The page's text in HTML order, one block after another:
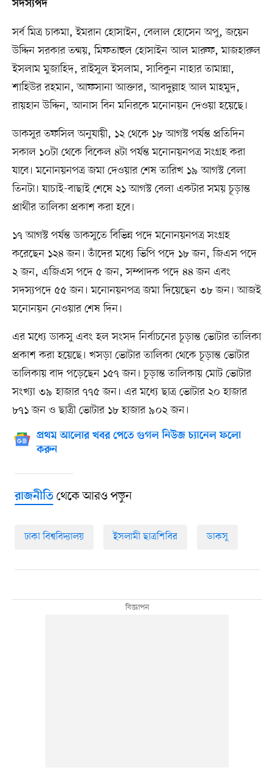
সদস্যপদ
সর্ব মিত্র চাকমা, ইমরান হোসাইন, বেলাল হোসেন অপু, জয়েন
উদ্দিন সরকার তন্ময়, মিফতাহুল হোসাইন আল মারুফ, মাজহারুল
ইসলাম মুজাহিদ, রাইসুল ইসলাম, সাবিকুন নাহার তামান্না,
শাহিউর রহমান, আফসানা আক্তার, আবদুল্লাহ আল মাহমুদ,
রায়হান উদ্দিন, আনাস বিন মনিরকে মনোনয়ন দেওয়া হয়েছে।
ডাকসুর তফসিল অনুযায়ী, ১২ থেকে ১৮ আগস্ট পর্যন্ত প্রতিদিন
সকাল ১০টা থেকে বিকেল ৪টা পর্যন্ত মনোনয়নপত্র সংগ্রহ করা
যাবে। মনোনয়নপত্র জমা দেওয়ার শেষ তারিখ ১৯ আগস্ট বেলা
তিনটা। যাচাই-বাছাই শেষে ২১ আগস্ট বেলা একটার সময় চূড়ান্ত
প্রার্থীর তালিকা প্রকাশ করা হবে।
১৭ আগস্ট পর্যন্ত ডাকসুতে বিভিন্ন পদে মনোনয়নপত্র সংগ্রহ
করেছেন ১২৪ জন। তাঁদের মধ্যে ভিপি পদে ১৮ জন, জিএস পদে
২ জন, এজিএস পদে ৫ জন, সম্পাদক পদে ৪৪ জন এবং
সদস্যপদে ৫৫ জন। মনোনয়নপত্র জমা দিয়েছেন ৩৮ জন। আজই
মনোনয়ন নেওয়ার শেষ দিন।
এর মধ্যে ডাকসু এবং হল সংসদ নির্বাচনের চূড়ান্ত ভোটার তালিকা
প্রকাশ করা হয়েছে। খসড়া ভোটার তালিকা থেকে চূড়ান্ত ভোটার
তালিকায় বাদ পড়েছেন ১৫৭ জন। চূড়ান্ত তালিকায় মোট ভোটার
সংখ্যা ৩৯ হাজার ৭৭৫ জন। এর মধ্যে ছাত্র ভোটার ২০ হাজার
৮৭১ জন ও ছাত্রী ভোটার ১৮ হাজার ৯০২ জন।
প্রথম আলোর খবর পেতে গুগল নিউজ চ্যানেল ফলো
করুন
রাজনীতিথেকে আরও পড়ুন
ঢাকা বিশ্ববিদ্যালয় ইসলামী ছাত্রশিবির ডাকসু